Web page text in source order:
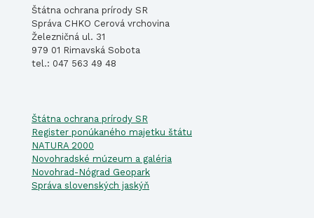
Štátna ochrana prírody SR
Správa CHKO Cerová vrchovina
Železničná ul. 31
979 01 Rimavská Sobota
tel.: 047 563 49 48
Štátna ochrana prírody SR
Register ponúkaného majetku štátu
NATURA 2000
Novohradské múzeum a galéria
Novohrad-Nógrad Geopark
Správa slovenských jaskýň